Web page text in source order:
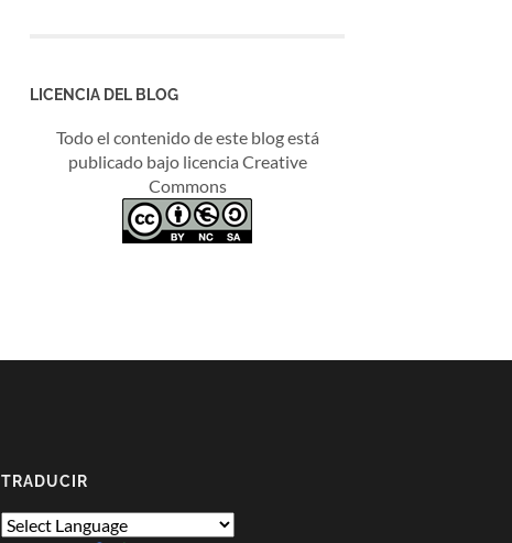
LICENCIA DEL BLOG
Todo el contenido de este blog está
publicado bajo licencia Creative
Commons
TRADUCIR